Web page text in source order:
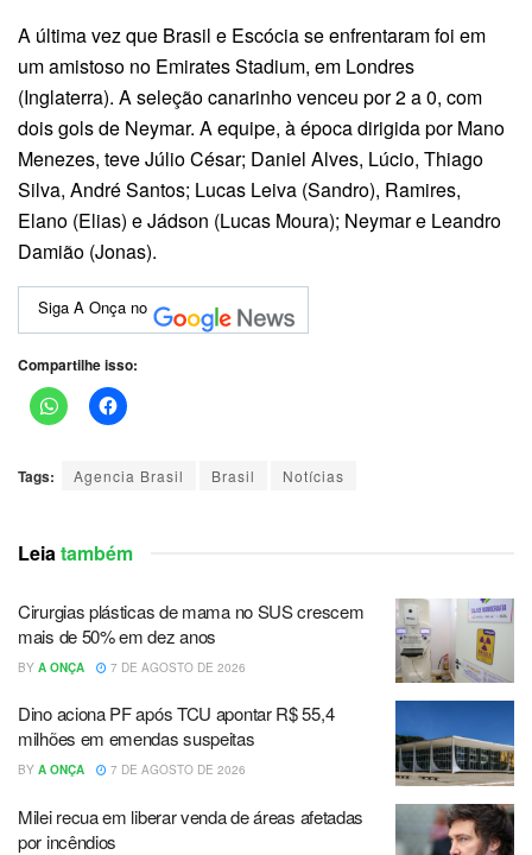
A última vez que Brasil e Escócia se enfrentaram foi em
um amistoso no Emirates Stadium, em Londres
(Inglaterra). A seleção canarinho venceu por 2 a 0, com
dois gols de Neymar. A equipe, à época dirigida por Mano
Menezes, teve Júlio César; Daniel Alves, Lúcio, Thiago
Silva, André Santos; Lucas Leiva (Sandro), Ramires,
Elano (Elias) e Jádson (Lucas Moura); Neymar e Leandro
Damião (Jonas).
Siga A Onça no
Compartilhe isso:
Tags: Agencia Brasil Brasil Notícias
Leia também
Cirurgias plásticas de mama no SUS crescem
mais de 50% em dez anos
BY A ONÇA 7 DE AGOSTO DE 2026
Dino aciona PF após TCU apontar R$ 55,4
milhões em emendas suspeitas
BY A ONÇA 7 DE AGOSTO DE 2026
Milei recua em liberar venda de áreas afetadas
por incêndios